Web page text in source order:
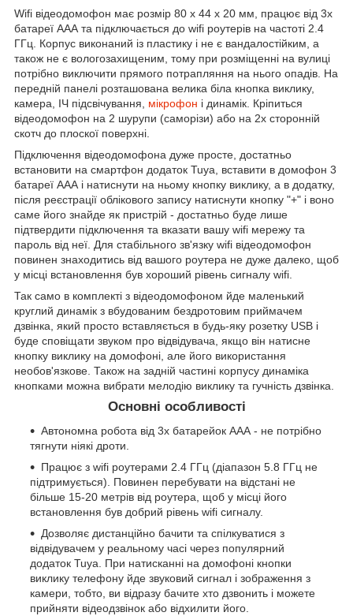
Wifi відеодомофон має розмір 80 x 44 x 20 мм, працює від 3х
батареї ААА та підключається до wifi роутерів на частоті 2.4
ГГц. Корпус виконаний із пластику і не є вандалостійким, а
також не є вологозахищеним, тому при розміщенні на вулиці
потрібно виключити прямого потрапляння на нього опадів. На
передній панелі розташована велика біла кнопка виклику,
камера, ІЧ підсвічування, мікрофон і динамік. Кріпиться
відеодомофон на 2 шурупи (саморізи) або на 2х сторонній
скотч до плоскої поверхні.
Підключення відеодомофона дуже просте, достатньо
встановити на смартфон додаток Tuya, вставити в домофон 3
батареї ААА і натиснути на ньому кнопку виклику, а в додатку,
після реєстрації облікового запису натиснути кнопку "+" і воно
саме його знайде як пристрій - достатньо буде лише
підтвердити підключення та вказати вашу wifi мережу та
пароль від неї. Для стабільного зв'язку wifi відеодомофон
повинен знаходитись від вашого роутера не дуже далеко, щоб
у місці встановлення був хороший рівень сигналу wifi.
Так само в комплекті з відеодомофоном йде маленький
круглий динамік з вбудованим бездротовим приймачем
дзвінка, який просто вставляється в будь-яку розетку USB і
буде сповіщати звуком про відвідувача, якщо він натисне
кнопку виклику на домофоні, але його використання
необов'язкове. Також на задній частині корпусу динаміка
кнопками можна вибрати мелодію виклику та гучність дзвінка.
Основні особливості
Автономна робота від 3х батарейок ААА - не потрібно
тягнути ніякі дроти.
Працює з wifi роутерами 2.4 ГГц (діапазон 5.8 ГГц не
підтримується). Повинен перебувати на відстані не
більше 15-20 метрів від роутера, щоб у місці його
встановлення був добрий рівень wifi сигналу.
Дозволяє дистанційно бачити та спілкуватися з
відвідувачем у реальному часі через популярний
додаток Tuya. При натисканні на домофоні кнопки
виклику телефону йде звуковий сигнал і зображення з
камери, тобто, ви відразу бачите хто дзвонить і можете
прийняти відеодзвінок або відхилити його.